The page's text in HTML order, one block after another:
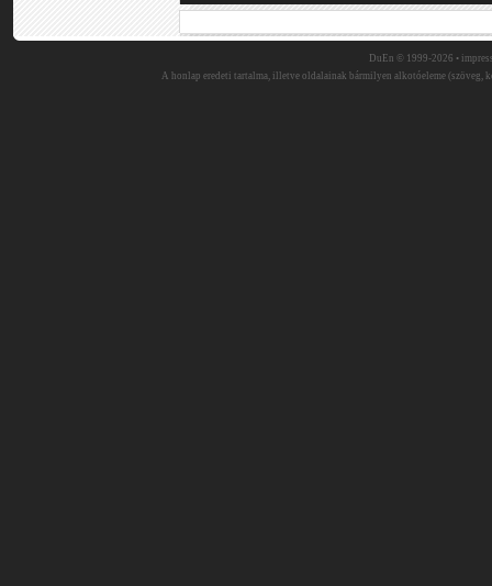
DuEn © 1999-2026 •
A honlap eredeti tartalma, illetve oldalainak bármilyen alkotóeleme (szöveg,